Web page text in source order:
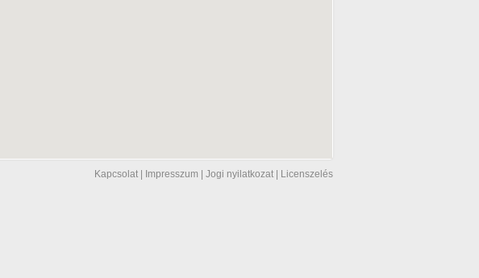
Kapcsolat Impresszum Jogi nyilatkozat Licenszelés